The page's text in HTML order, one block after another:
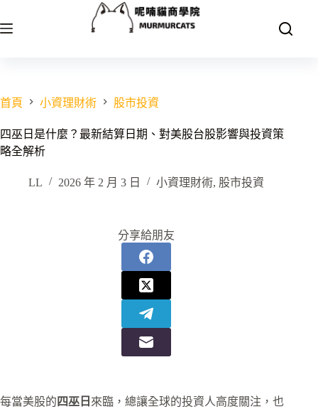
至
容
首頁 小資理財術 股市投資
四巫日是什麼？最新結算日期、對美股台股影響與投資策
略全解析
LL 2026 年 2 月 3 日 小資理財術, 股市投資
分享給朋友
每當美股的 四巫日 來臨，總讓全球的投資人高度關注，也